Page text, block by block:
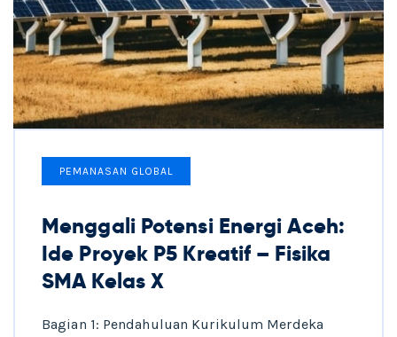
PEMANASAN GLOBAL
Menggali Potensi Energi Aceh:
Ide Proyek P5 Kreatif – Fisika
SMA Kelas X
Bagian 1: Pendahuluan Kurikulum Merdeka